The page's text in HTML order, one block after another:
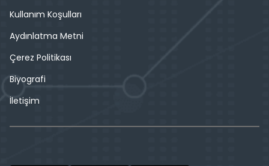
Kullanım Koşulları
Aydınlatma Metni
Çerez Politikası
Biyografi
İletişim